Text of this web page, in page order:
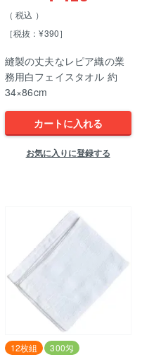
税込
［税抜：¥390］
縫製の丈夫なレピア織の業
務用白フェイスタオル 約
34×86cm
カートに入れる
お気に入りに登録する
12枚組 300匁